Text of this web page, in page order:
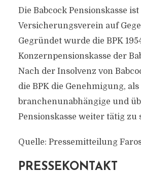
Die Babcock Pensionskasse
Versicherungsverein auf
Gegründet wurde die BPK
Konzernpensionskasse der
Nach der Insolvenz von
die BPK die Genehmigung, als
branchenunabhängige und
Pensionskasse weiter tätig zu
Quelle: Pressemitteilung
PRESSEKONTAKT